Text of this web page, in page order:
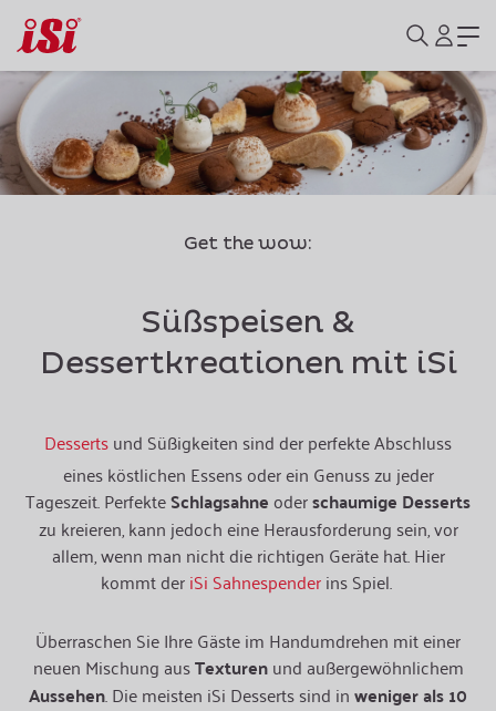
Get the wow:
Süßspeisen &
Dessertkreationen mit iSi
Dessertsund Süßigkeiten sind der perfekte Abschluss
eines köstlichen Essens oder ein Genuss zu jeder
Tageszeit. PerfekteSchlagsahne oderschaumige Desserts
zu kreieren, kann jedoch eine Herausforderung sein, vor
allem, wenn man nicht die richtigen Geräte hat. Hier
kommt deriSi Sahnespenderins Spiel.
Überraschen Sie Ihre Gäste im Handumdrehen mit einer
neuen Mischung ausTexturenund außergewöhnlichem
Aussehen. Die meisten iSi Desserts sind inweniger als 10